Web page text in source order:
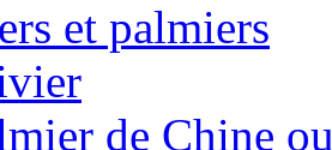
et palmiers
de Chine